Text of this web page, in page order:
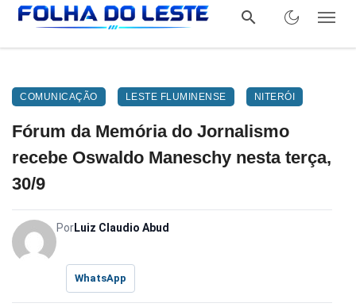
COMUNICAÇÃO LESTE FLUMINENSE NITERÓI
Fórum da Memória do Jornalismo
recebe Oswaldo Maneschy nesta terça,
30/9
PorLuiz Claudio Abud
WhatsApp